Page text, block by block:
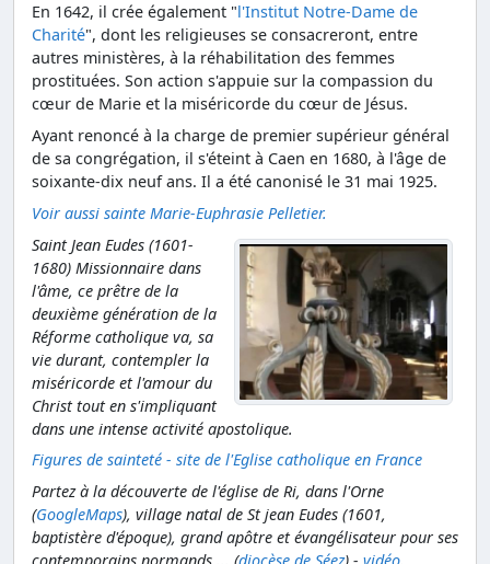
En 1642, il crée également "l'Institut Notre-Dame de
Charité", dont les religieuses se consacreront, entre
autres ministères, à la réhabilitation des femmes
prostituées. Son action s'appuie sur la compassion du
cœur de Marie et la miséricorde du cœur de Jésus.
Ayant renoncé à la charge de premier supérieur général
de sa congrégation, il s'éteint à Caen en 1680, à l'âge de
soixante-dix neuf ans. Il a été canonisé le 31 mai 1925.
Voir aussi sainte Marie-Euphrasie Pelletier.
Saint Jean Eudes (1601-
1680) Missionnaire dans
l'âme, ce prêtre de la
deuxième génération de la
Réforme catholique va, sa
vie durant, contempler la
miséricorde et l'amour du
Christ tout en s'impliquant
dans une intense activité apostolique.
Figures de sainteté - site de l'Eglise catholique en France
Partez à la découverte de l'église de Ri, dans l'Orne
(GoogleMaps), village natal de St jean Eudes (1601,
baptistère d'époque), grand apôtre et évangélisateur pour ses